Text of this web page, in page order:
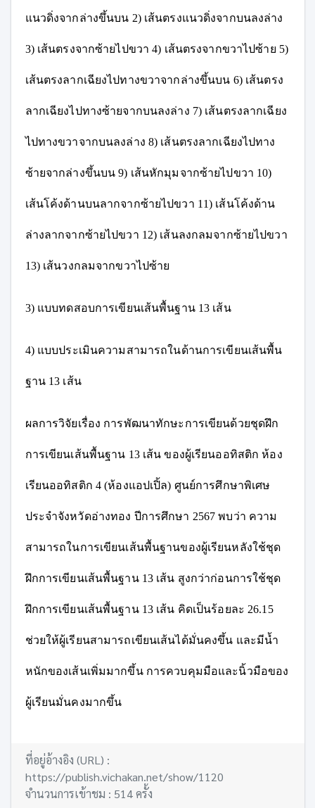
แนวดิ่งจากล่างขึ้นบน 2) เส้นตรงแนวดิ่งจากบนลงล่าง
3) เส้นตรงจากซ้ายไปขวา 4) เส้นตรงจากขวาไปซ้าย 5)
เส้นตรงลากเฉียงไปทางขวาจากล่างขึ้นบน 6) เส้นตรง
ลากเฉียงไปทางซ้ายจากบนลงล่าง 7) เส้นตรงลากเฉียง
ไปทางขวาจากบนลงล่าง 8) เส้นตรงลากเฉียงไปทาง
ซ้ายจากล่างขึ้นบน 9) เส้นหักมุมจากซ้ายไปขวา 10)
เส้นโค้งด้านบนลากจากซ้ายไปขวา 11) เส้นโค้งด้าน
ล่างลากจากซ้ายไปขวา 12) เส้นลงกลมจากซ้ายไปขวา
13) เส้นวงกลมจากขวาไปซ้าย
3) แบบทดสอบการเขียนเส้นพื้นฐาน 13 เส้น
4) แบบประเมินความสามารถในด้านการเขียนเส้นพื้น
ฐาน 13 เส้น
ผลการวิจัยเรื่อง การพัฒนาทักษะการเขียนด้วยชุดฝึก
การเขียนเส้นพื้นฐาน 13 เส้น ของผู้เรียนออทิสติก ห้อง
เรียนออทิสติก 4 (ห้องแอปเปิ้ล) ศูนย์การศึกษาพิเศษ
ประจำจังหวัดอ่างทอง ปีการศึกษา 2567 พบว่า ความ
สามารถในการเขียนเส้นพื้นฐานของผู้เรียนหลังใช้ชุด
ฝึกการเขียนเส้นพื้นฐาน 13 เส้น สูงกว่าก่อนการใช้ชุด
ฝึกการเขียนเส้นพื้นฐาน 13 เส้น คิดเป็นร้อยละ 26.15
ช่วยให้ผู้เรียนสามารถเขียนเส้นได้มั่นคงขึ้น และมีน้ำ
หนักของเส้นเพิ่มมากขึ้น การควบคุมมือและนิ้วมือของ
ผู้เรียนมั่นคงมากขึ้น
ที่อยู่อ้างอิง (URL) :
https://publish.vichakan.net/show/1120
จำนวนการเข้าชม : 514 ครั้ง